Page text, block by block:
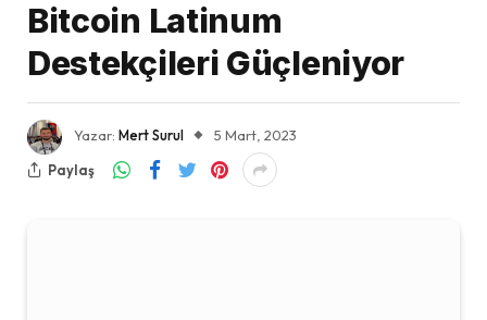
Bitcoin Latinum
Destekçileri Güçleniyor
Yazar: Mert Surul
5 Mart, 2023
Paylaş